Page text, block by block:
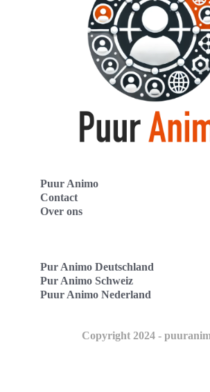
Puur Animo
Contact
Over ons
Pur Animo Deutschland
Pur Animo Schweiz
Puur Animo Nederland
Copyright 2024 -